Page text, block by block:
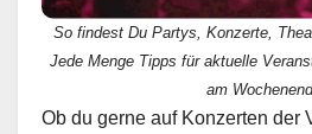
So findest Du Partys, Konzerte,
Jede Menge Tipps für aktuelle
am
Ob du gerne auf Konzerten der